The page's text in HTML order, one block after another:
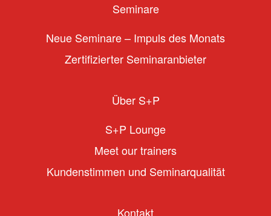
Seminare
Neue Seminare – Impuls des Monats
Zertifizierter Seminaranbieter
Über S+P
S+P Lounge
Meet our trainers
Kundenstimmen und Seminarqualität
Kontakt